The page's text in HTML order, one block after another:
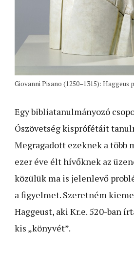
Giovanni Pisano (1250–1315): Haggeus
Egy bibliatanulmányozó
Ószövetség kisprófétáit
Megragadott ezeknek a
ezer éve élt hívőknek az
közülük ma is jelenlevő
a figyelmet. Szeretném
Haggeust, aki Kr.e. 520-ban
kis „könyvét”.